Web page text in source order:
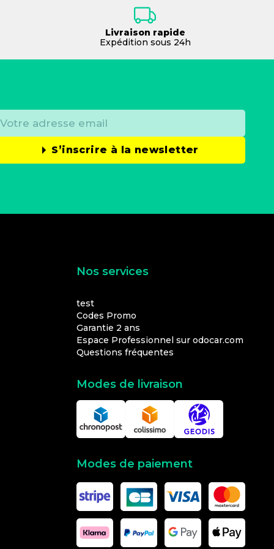
Livraison rapide
Expédition sous 24h
S’inscrire à la newsletter
Nos services
test
Codes Promo
Garantie 2 ans
Espace Professionnel sur odocar.com
Questions fréquentes
Modes de livraison
Modes de paiement